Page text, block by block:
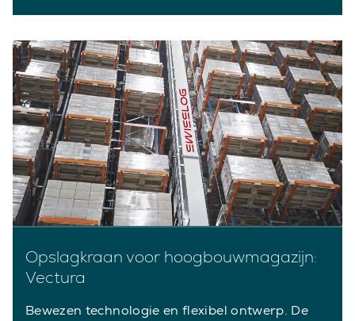
Opslagkraan voor hoogbouwmagazijn:
Vectura
Bewezen technologie en flexibel ontwerp. De